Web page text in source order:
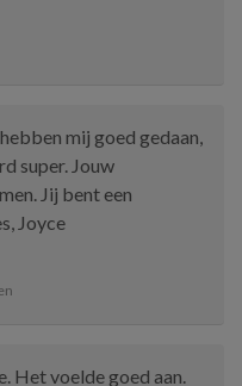
mij goed gedaan,
super. Jouw
Jij bent een
Joyce
Het voelde goed aan.